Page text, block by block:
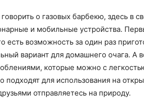
о газовых барбекю, здесь в
и мобильные устройства.
есть возможность за один раз
вариант для домашнего очага. А
которые можно с
подходят для использования на
отправляетесь на природу.